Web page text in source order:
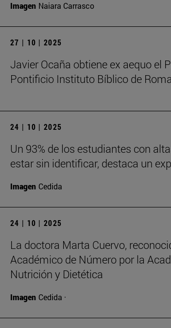
Imagen Naiara Carrasco
27 | 10 | 2025
Javier Ocaña obtiene ex aequo el
Pontificio Instituto Bíblico de
24 | 10 | 2025
Un 93% de los estudiantes con
estar sin identificar, destaca un
Imagen Cedida
24 | 10 | 2025
La doctora Marta Cuervo,
Académico de Número por la
Nutrición y Dietética
Imagen Cedida ·